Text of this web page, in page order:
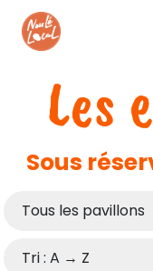
Les
Sous